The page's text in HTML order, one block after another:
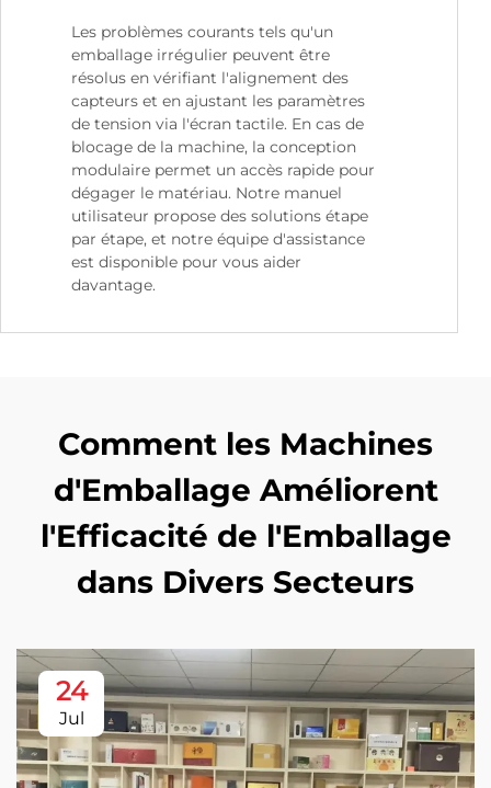
Les problèmes courants tels qu'un
emballage irrégulier peuvent être
résolus en vérifiant l'alignement des
capteurs et en ajustant les paramètres
de tension via l'écran tactile. En cas de
blocage de la machine, la conception
modulaire permet un accès rapide pour
dégager le matériau. Notre manuel
utilisateur propose des solutions étape
par étape, et notre équipe d'assistance
est disponible pour vous aider
davantage.
Comment les Machines
d'Emballage Améliorent
l'Efficacité de l'Emballage
dans Divers Secteurs
24
Jul